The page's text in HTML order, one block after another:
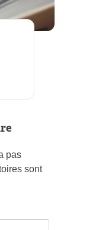
pas
sont